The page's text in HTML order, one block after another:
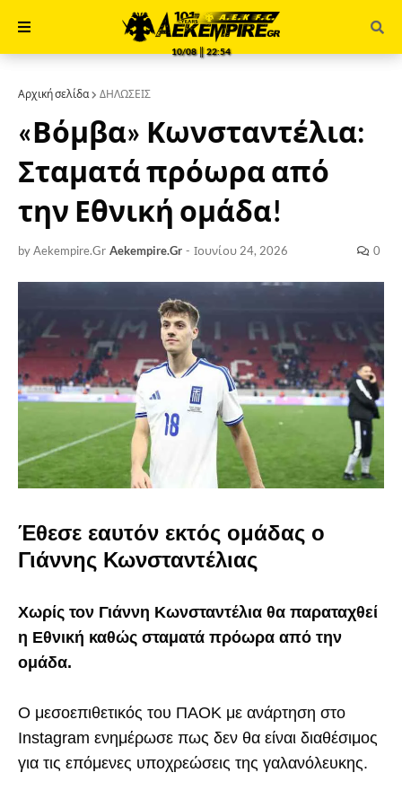
10/08 ║ 22:54
Αρχική σελίδα ΔΗΛΩΣΕΙΣ
«Βόμβα» Κωνσταντέλια:
Σταματά πρόωρα από
την Εθνική ομάδα!
by Aekempire.Gr Aekempire.Gr - Ιουνίου 24, 2026 0
Έθεσε εαυτόν εκτός ομάδας ο
Γιάννης Κωνσταντέλιας
Χωρίς τον Γιάννη Κωνσταντέλια θα παραταχθεί
η Εθνική καθώς σταματά πρόωρα από την
ομάδα.
Ο μεσοεπιθετικός του ΠΑΟΚ με ανάρτηση στο
Instagram ενημέρωσε πως δεν θα είναι διαθέσιμος
για τις επόμενες υποχρεώσεις της γαλανόλευκης.